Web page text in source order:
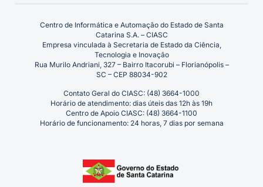
Centro de Informática e Automação do Estado de Santa
Catarina S.A. – CIASC
Empresa vinculada à Secretaria de Estado da Ciência,
Tecnologia e Inovação
Rua Murilo Andriani, 327 – Bairro Itacorubi – Florianópolis –
SC – CEP 88034-902
Contato Geral do CIASC: (48) 3664-1000
Horário de atendimento: dias úteis das 12h às 19h
Centro de Apoio CIASC: (48) 3664-1100
Horário de funcionamento: 24 horas, 7 dias por semana